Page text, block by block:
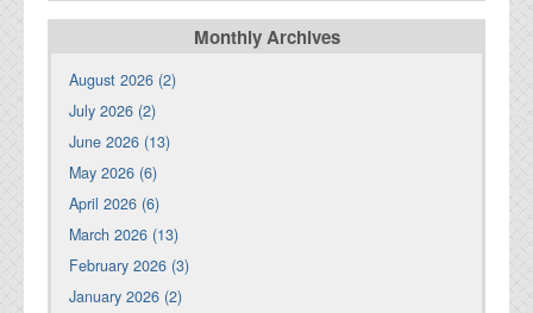
Monthly Archives
August 2026 (2)
July 2026 (2)
June 2026 (13)
May 2026 (6)
April 2026 (6)
March 2026 (13)
February 2026 (3)
January 2026 (2)